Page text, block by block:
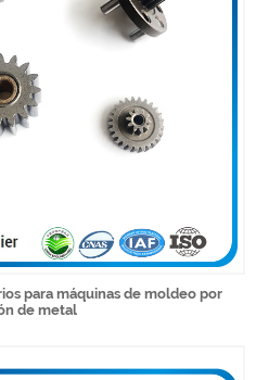
para máquinas de moldeo por
de metal